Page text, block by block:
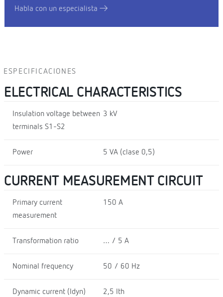
Habla con un especialista
ESPECIFICACIONES
ELECTRICAL CHARACTERISTICS
Insulation voltage between
terminals S1-S2
3 kV
Power 5 VA (clase 0,5)
CURRENT MEASUREMENT CIRCUIT
Primary current
measurement
150 A
Transformation ratio … / 5 A
Nominal frequency 50 / 60 Hz
Dynamic current (Idyn) 2,5 Ith